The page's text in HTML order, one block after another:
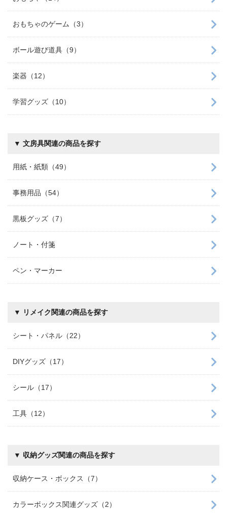
おもちゃのゲーム（3）
ボール遊び道具（9）
楽器（12）
学習グッズ（10）
▼ 文房具関連の商品を探す
用紙・紙類（49）
事務用品（54）
黒板グッズ（7）
ノート・付箋
ペン・マーカー
▼ リメイク関連の商品を探す
シート・パネル（22）
DIYグッズ（17）
シール（17）
工具（12）
▼ 収納グッズ関連の商品を探す
収納ケース・ボックス（7）
カラーボックス関連グッズ（2）